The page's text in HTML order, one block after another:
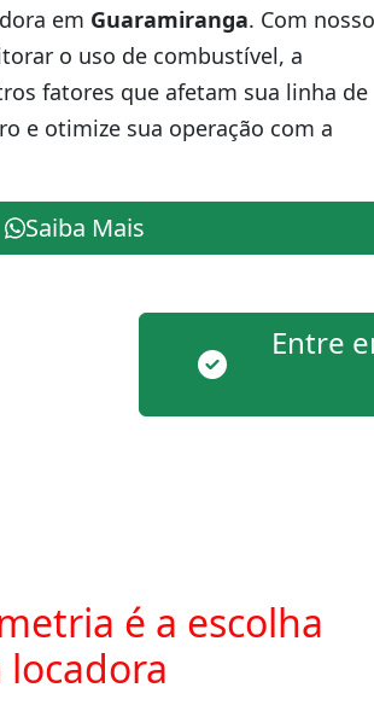
em Guaramiranga. Com nosso
o uso de combustível, a
fatores que afetam sua linha de
e otimize sua operação com a
Saiba Mais
Entre
é a escolha